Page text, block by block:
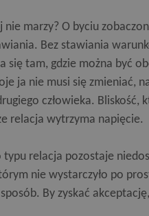
marzy? O byciu
Bez stawiania
się tam, gdzie można być
ja nie musi się zmieniać,
człowieka. Bliskość,
relacja wytrzyma napięcie.
relacja pozostaje
nie wystarczyło po
By zyskać